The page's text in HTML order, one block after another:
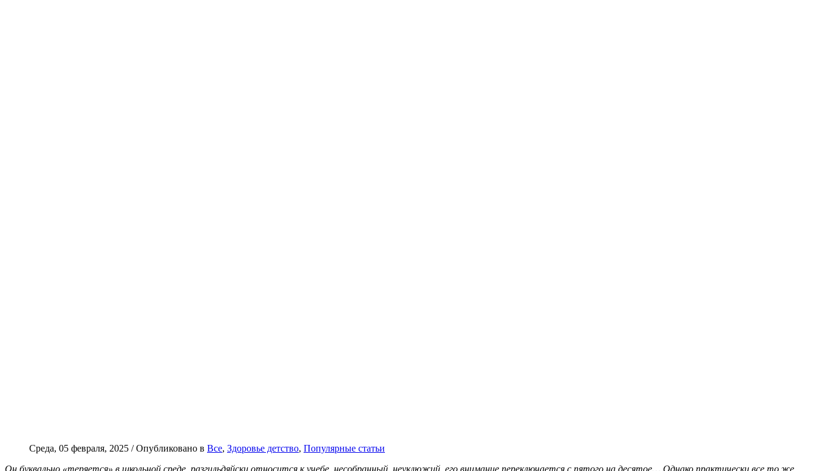
Среда, 05 февраля, 2025 /Опубликовано в Все, Здоровье детство, Популярные статьи
Он буквально «теряется» в школьной среде, разгильдяйски относится к учебе, несобранный, неуклюжий, его внимание переключается с пятого на десятое… Однако практически все то же